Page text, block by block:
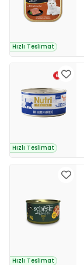
Hızlı Teslimat
Hızlı Teslimat
Hızlı Teslimat